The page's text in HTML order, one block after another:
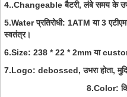
4..Changeable बैटरी, लंबे समय के
5.Water प्रतिरोधी: 1ATM या 3
स्वतंत्र।
6.Size: 238 * 22 * 2mm या
7.Logo: debossed, उभरा होता,
8.Color: